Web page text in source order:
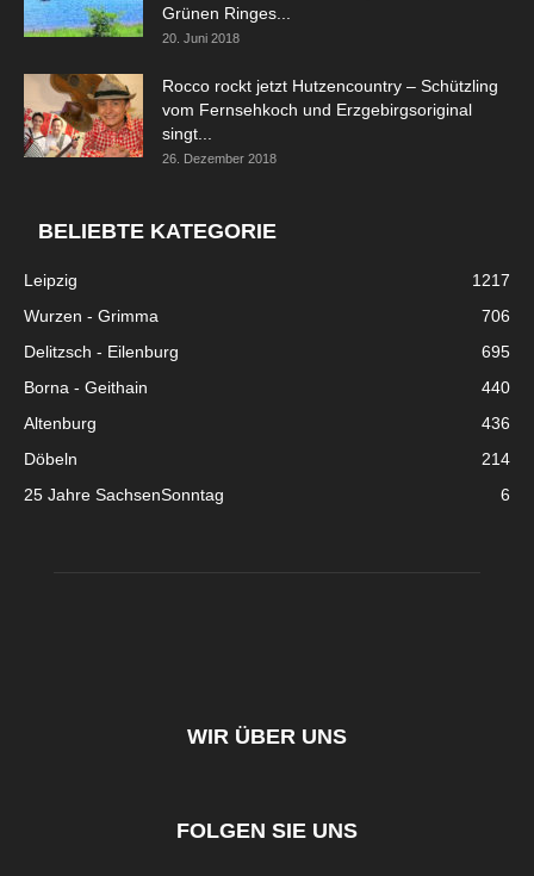
Grünen Ringes...
20. Juni 2018
Rocco rockt jetzt Hutzencountry – Schützling
vom Fernsehkoch und Erzgebirgsoriginal
singt...
26. Dezember 2018
BELIEBTE KATEGORIE
Leipzig
1217
Wurzen - Grimma
706
Delitzsch - Eilenburg
695
Borna - Geithain
440
Altenburg
436
Döbeln
214
25 Jahre SachsenSonntag
6
WIR ÜBER UNS
FOLGEN SIE UNS